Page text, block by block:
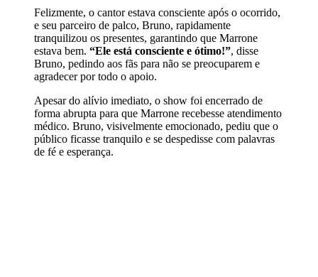
Felizmente, o cantor estava consciente após o ocorrido,
e seu parceiro de palco, Bruno, rapidamente
tranquilizou os presentes, garantindo que Marrone
estava bem. “Ele está consciente e ótimo!”, disse
Bruno, pedindo aos fãs para não se preocuparem e
agradecer por todo o apoio.
Apesar do alívio imediato, o show foi encerrado de
forma abrupta para que Marrone recebesse atendimento
médico. Bruno, visivelmente emocionado, pediu que o
público ficasse tranquilo e se despedisse com palavras
de fé e esperança.